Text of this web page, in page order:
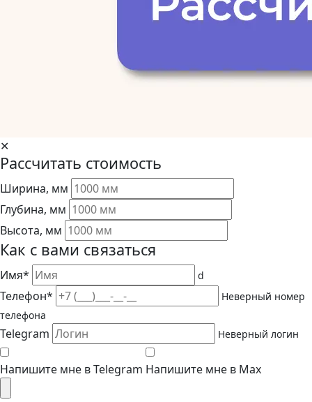
✕
Рассчитать стоимость
Ширина, мм
Глубина, мм
Высота, мм
Как с вами связаться
Имя* d
Телефон*
Неверный номер
телефона
Telegram Неверный логин
Напишите мне в Telegram Напишите мне в Max